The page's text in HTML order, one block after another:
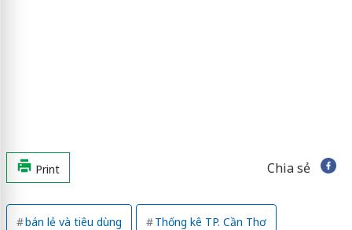
Print Chia sẻ
bán lẻ và tiêu dùng Thống kê TP. Cần Thơ